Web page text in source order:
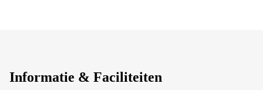
Informatie & Faciliteiten